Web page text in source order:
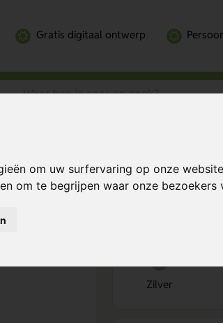
om uw surfervaring op onze
om te begrijpen waar onze bezoekers
Gratis digitaal ontwerp
Bereken mijn
Zilver